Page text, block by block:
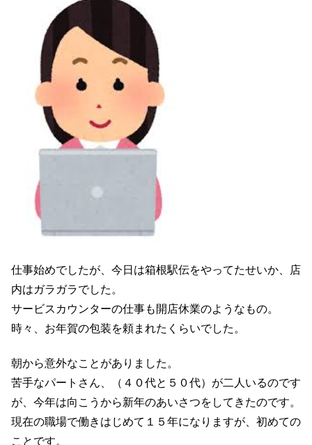
仕事始めでしたが、今日は箱根駅伝をやってたせいか、店
内はガラガラでした。
サービスカウンターの仕事も開店休業のようなもの。
時々、お年賀の包装を頼まれたくらいでした。
朝から意外なことがありました。
苦手なパートさん、（４０代と５０代）が二人いるのです
が、今年は向こうから新年のあいさつをしてきたのです。
現在の職場で働きはじめて１５年になりますが、初めての
ことです。